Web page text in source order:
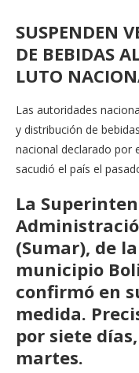
SUSPENDEN
DE BEBIDAS
LUTO
Las autoridades
y distribución de
nacional declarado por
sacudió el país el
La
(Sumar), de
municipio
confirmó en
medida.
por siete
martes.